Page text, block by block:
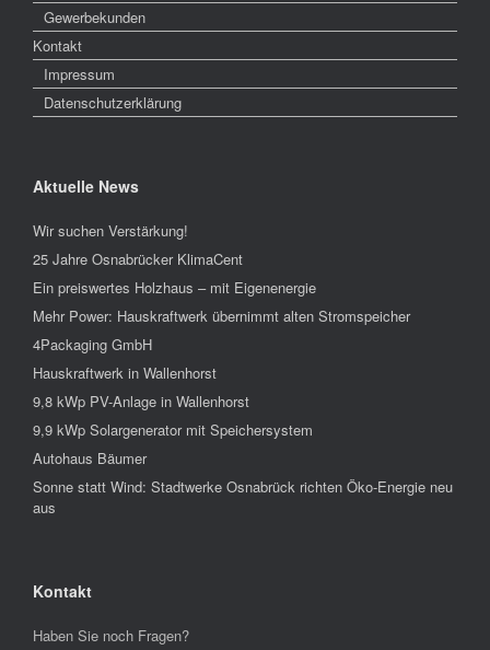
Gewerbekunden
Kontakt
Impressum
Datenschutzerklärung
Aktuelle News
Wir suchen Verstärkung!
25 Jahre Osnabrücker KlimaCent
Ein preiswertes Holzhaus – mit Eigenenergie
Mehr Power: Hauskraftwerk übernimmt alten Stromspeicher
4Packaging GmbH
Hauskraftwerk in Wallenhorst
9,8 kWp PV-Anlage in Wallenhorst
9,9 kWp Solargenerator mit Speichersystem
Autohaus Bäumer
Sonne statt Wind: Stadtwerke Osnabrück richten Öko-Energie neu
aus
Kontakt
Haben Sie noch Fragen?